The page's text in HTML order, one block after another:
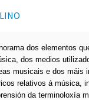
dos elementos
dos medios
musicais e dos máis
relativos á música,
da terminoloxía